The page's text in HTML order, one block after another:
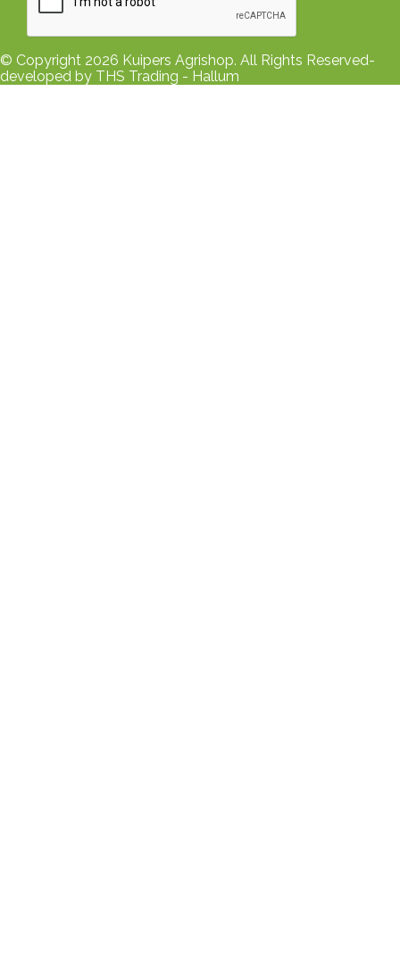
© Copyright 2026 Kuipers Agrishop. All Rights Reserved-
developed by THS Trading - Hallum